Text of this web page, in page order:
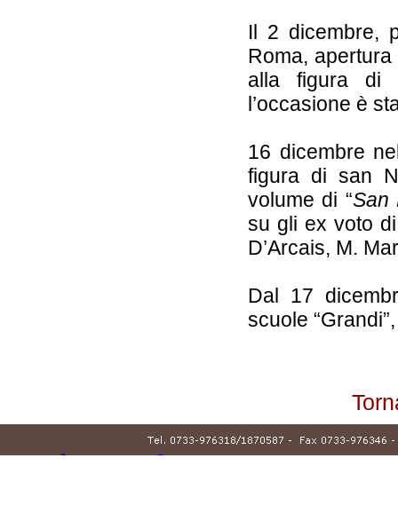
Il 2 dicembre,
Roma,
alla figura di
l’occasione è
16 dicembre
figura di san
volume di “San
su gli ex voto
D’Arcais, M.
Dal 17
scuole